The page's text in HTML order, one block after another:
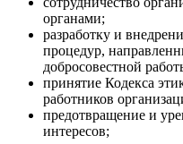
органами;
разработку и
процедур,
добросовестной
принятие Кодекса
работников
предотвращение и
интересов;